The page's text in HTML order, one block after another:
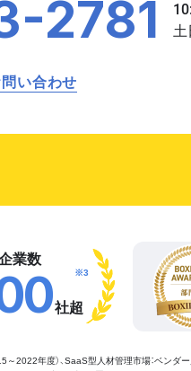
2781
い合わせ
業数
社超
※3
2022年度）、SaaS型人材管理市場：ベンダ